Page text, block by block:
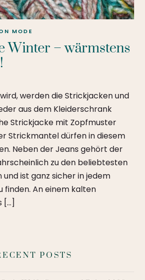
Winter – wärmstens
MODE
werden die Strickjacken und
aus dem Kleiderschrank
Strickjacke mit Zopfmuster
Strickmantel dürfen in diesem
Neben der Jeans gehört der
zu den beliebtesten
und ist ganz sicher in jedem
finden. An einem kalten
[…]
POSTS